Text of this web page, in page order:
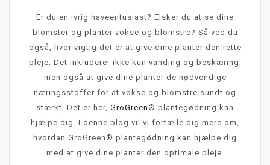
Er du en ivrig haveentusiast? Elsker du at se dine
blomster og planter vokse og blomstre? Så ved du
også, hvor vigtig det er at give dine planter den rette
pleje. Det inkluderer ikke kun vanding og beskæring,
men også at give dine planter de nødvendige
næringsstoffer for at vokse og blomstre sundt og
stærkt. Det er her, GroGreen ® plantegødning kan
hjælpe dig. I denne blog vil vi fortælle dig mere om,
hvordan GroGreen® plantegødning kan hjælpe dig
med at give dine planter den optimale pleje.